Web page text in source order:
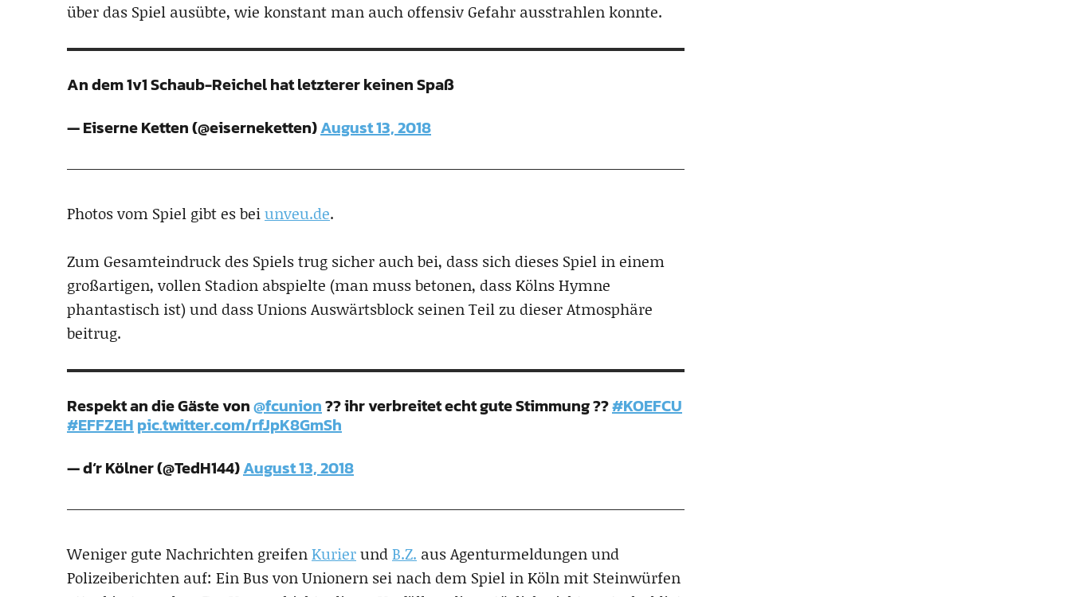
über das Spiel ausübte, wie konstant man auch offensiv Gefahr ausstrahlen konnte.
An dem 1v1 Schaub-Reichel hat letzterer keinen Spaß
— Eiserne Ketten (@eiserneketten)August 13, 2018
Photos vom Spiel gibt es beiunveu.de.
Zum Gesamteindruck des Spiels trug sicher auch bei, dass sich dieses Spiel in einem
großartigen, vollen Stadion abspielte (man muss betonen, dass Kölns Hymne
phantastisch ist) und dass Unions Auswärtsblock seinen Teil zu dieser Atmosphäre
beitrug.
Respekt an die Gäste von@fcunion?? ihr verbreitet echt gute Stimmung ??#KOEFCU
#EFFZEHpic.twitter.com/rfJpK8GmSh
— d‘r Kölner (@TedH144)August 13, 2018
Weniger gute Nachrichten greifenKurierundB.Z. aus Agenturmeldungen und
Polizeiberichten auf: Ein Bus von Unionern sei nach dem Spiel in Köln mit Steinwürfen